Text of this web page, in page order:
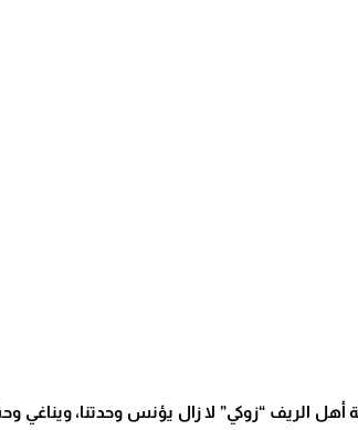
الريف “زوكي” لا زال يؤنس وحدتنا، ويناغي